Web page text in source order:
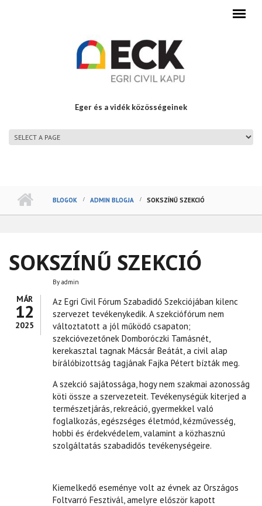
Eger és a vidék közösségeinek
BLOGOK ADMIN BLOGJA SOKSZÍNŰ SZEKCIÓ
SOKSZÍNŰ SZEKCIÓ
MÁR
12
2025
By admin
Az Egri Civil Fórum Szabadidő Szekciójában kilenc
szervezet tevékenykedik. A szekciófórum nem
változtatott a jól működő csapaton;
szekcióvezetőnek Domboróczki Tamásnét,
kerekasztal tagnak Mácsár Beátát, a civil alap
bírálóbizottság tagjának Fajka Pétert bízták meg.
A szekció sajátossága, hogy nem szakmai azonosság
köti össze a szervezeteit. Tevékenységük kiterjed a
természetjárás, rekreáció, gyermekkel való
foglalkozás, egészséges életmód, kézművesség,
hobbi és érdekvédelem, valamint a közhasznú
szolgáltatás szabadidős tevékenységeire.
Kiemelkedő eseménye volt az évnek az Országos
Foltvarró Fesztivál, amelyre először kapott